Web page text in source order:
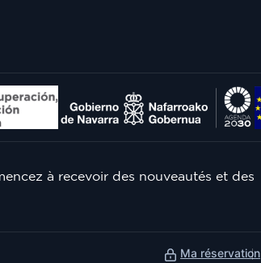
à recevoir des nouveautés et des
Ma réservation